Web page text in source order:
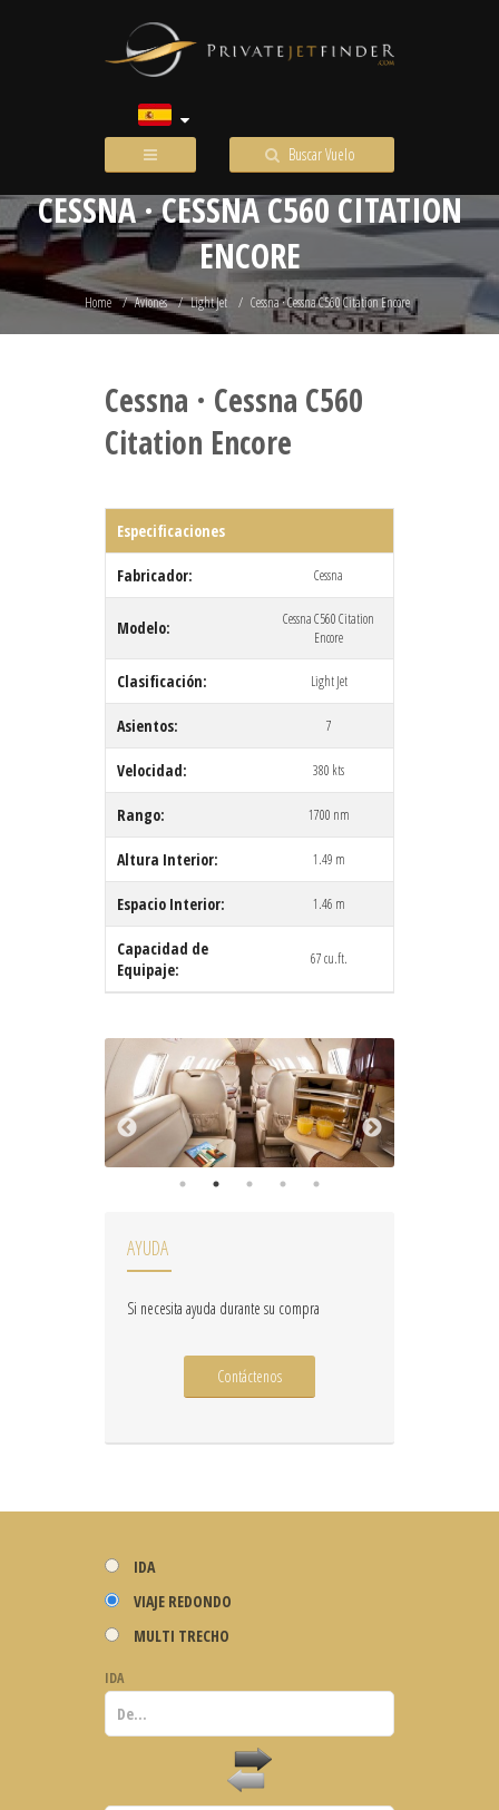
Buscar Vuelo
CESSNA · CESSNA C560 CITATION
ENCORE
Home Aviones Light Jet Cessna · Cessna C560 Citation Encore
Cessna · Cessna C560
Citation Encore
Especificaciones
Fabricador: Cessna
Modelo:
Cessna C560 Citation
Encore
Clasificación: Light Jet
Asientos: 7
Velocidad: 380 kts
Rango: 1700 nm
Altura Interior: 1.49 m
Espacio Interior: 1.46 m
Capacidad de
Equipaje:
67 cu.ft.
AYUDA
Si necesita ayuda durante su compra
Contáctenos
IDA
VIAJE REDONDO
MULTI TRECHO
IDA